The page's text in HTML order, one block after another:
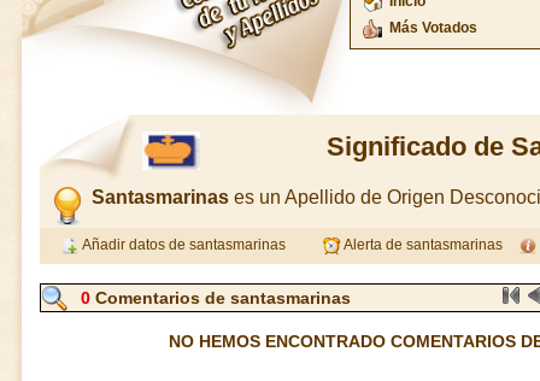
Más Votados
Significado de
Santasmarinas es un Apellido de Origen
Añadir datos de santasmarinas Alerta de santasmarinas
0 Comentarios de santasmarinas
NO HEMOS ENCONTRADO COMENTARIOS